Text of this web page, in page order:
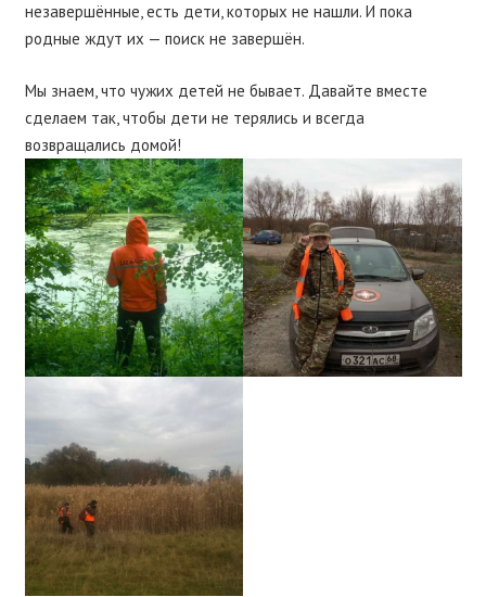
незавершённые, есть дети, которых не нашли. И пока
родные ждут их — поиск не завершён.
Мы знаем, что чужих детей не бывает. Давайте вместе
сделаем так, чтобы дети не терялись и всегда
возвращались домой!